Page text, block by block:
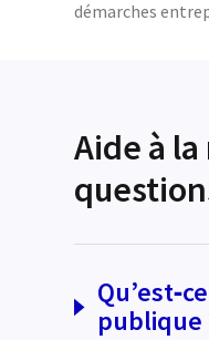
démarches
Aide à
publique